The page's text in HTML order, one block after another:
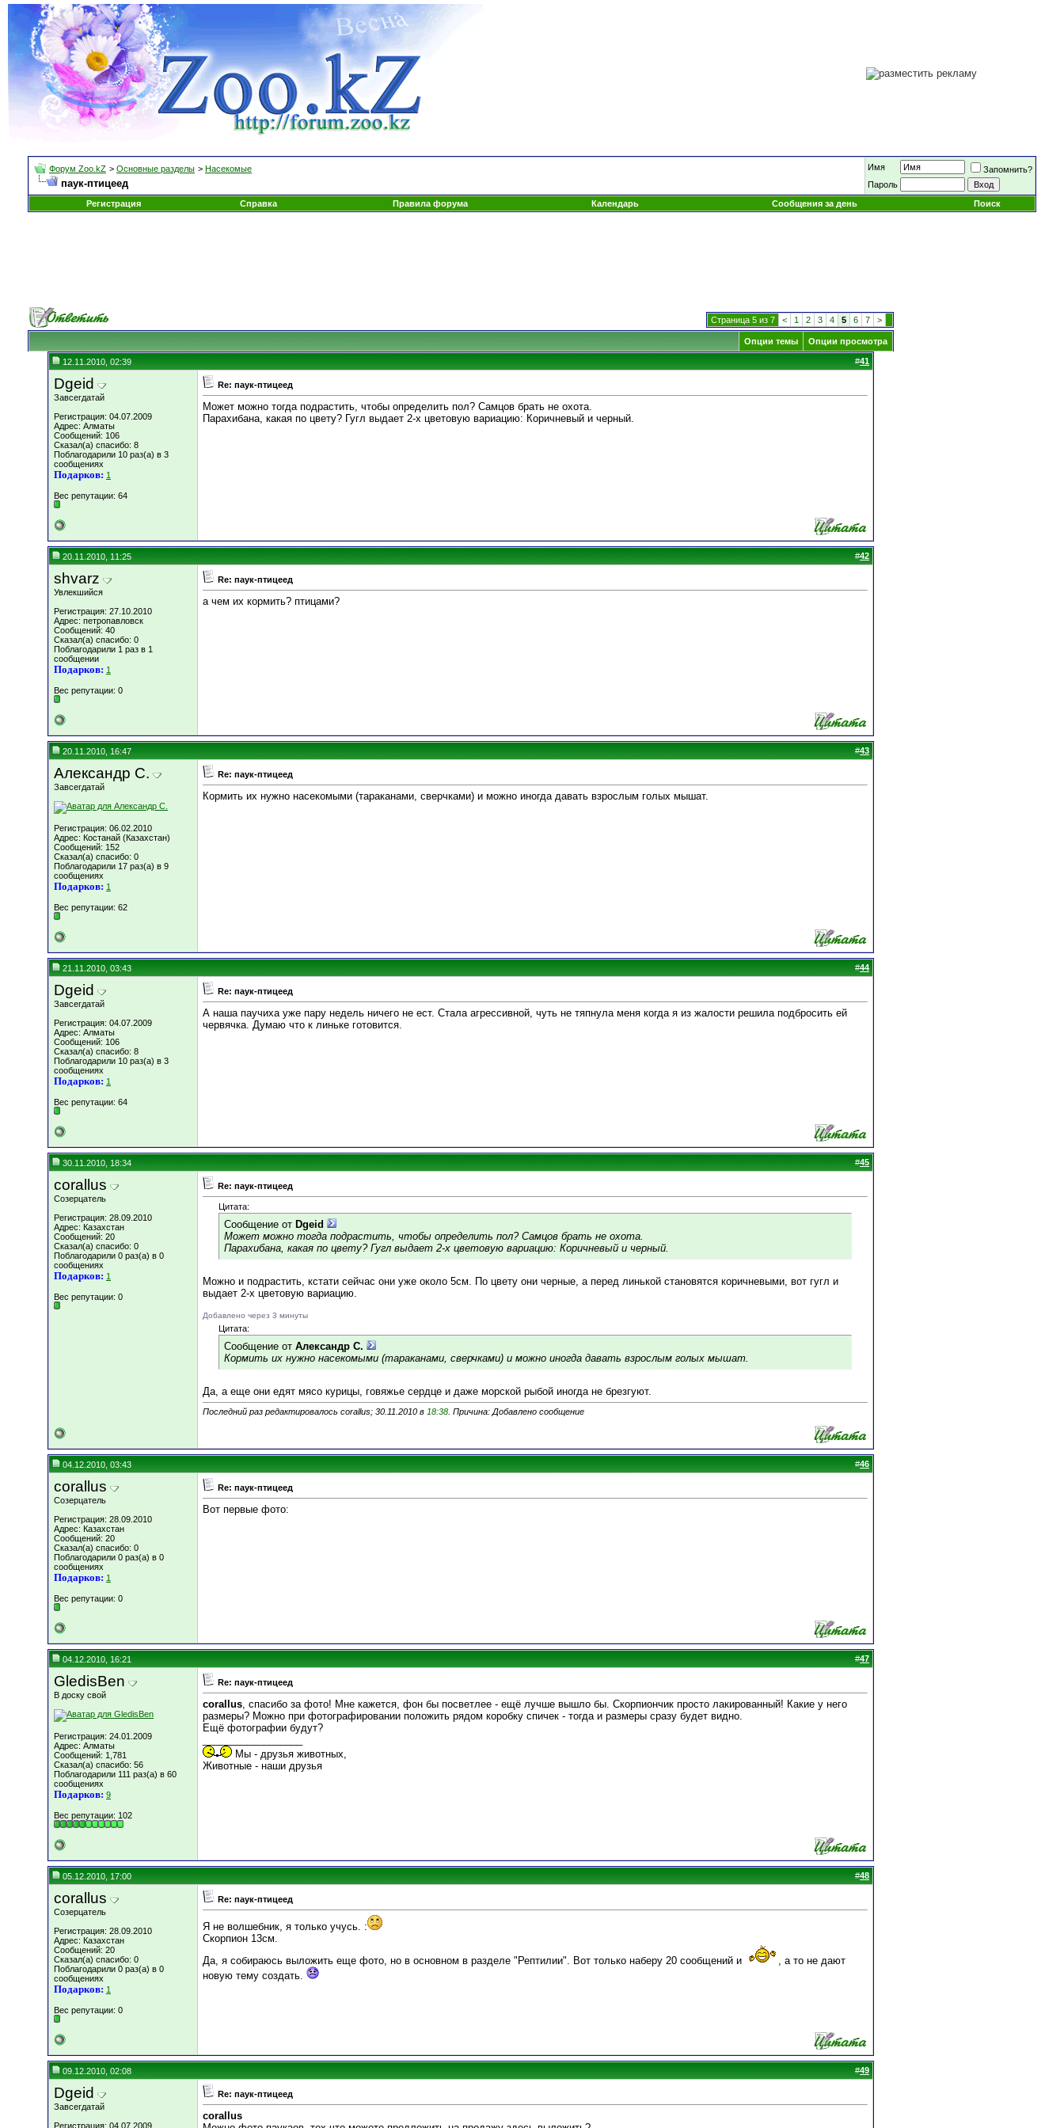
Форум Zoo.kZ > Основные разделы > Насекомые
паук-птицеед
Имя
Запомнить?
Пароль
Регистрация
Справка Правила форума Календарь Сообщения за день Поиск
Страница 5 из 7 < 1 2 3 4 5 6 7 >
Опции темы Опции просмотра
12.11.2010, 02:39 #41
Dgeid
Завсегдатай
Регистрация: 04.07.2009
Адрес: Алматы
Сообщений: 106
Сказал(а) спасибо: 8
Поблагодарили 10 раз(а) в 3
сообщениях
Подарков: 1
Вес репутации: 64
Re: паук-птицеед
Может можно тогда подрастить, чтобы определить пол? Самцов брать не охота.
Парахибана, какая по цвету? Гугл выдает 2-х цветовую вариацию: Коричневый и черный.
20.11.2010, 11:25 #42
shvarz
Увлекшийся
Регистрация: 27.10.2010
Адрес: петропавловск
Сообщений: 40
Сказал(а) спасибо: 0
Поблагодарили 1 раз в 1
сообщении
Подарков: 1
Вес репутации: 0
Re: паук-птицеед
а чем их кормить? птицами?
20.11.2010, 16:47 #43
Александр С.
Завсегдатай
Регистрация: 06.02.2010
Адрес: Костанай (Казахстан)
Сообщений: 152
Сказал(а) спасибо: 0
Поблагодарили 17 раз(а) в 9
сообщениях
Подарков: 1
Вес репутации: 62
Re: паук-птицеед
Кормить их нужно насекомыми (тараканами, сверчками) и можно иногда давать взрослым голых мышат.
21.11.2010, 03:43 #44
Dgeid
Завсегдатай
Регистрация: 04.07.2009
Адрес: Алматы
Сообщений: 106
Сказал(а) спасибо: 8
Поблагодарили 10 раз(а) в 3
сообщениях
Подарков: 1
Вес репутации: 64
Re: паук-птицеед
А наша паучиха уже пару недель ничего не ест. Стала агрессивной, чуть не тяпнула меня когда я из жалости решила подбросить ей
червячка. Думаю что к линьке готовится.
30.11.2010, 18:34 #45
corallus
Созерцатель
Регистрация: 28.09.2010
Адрес: Казахстан
Сообщений: 20
Сказал(а) спасибо: 0
Поблагодарили 0 раз(а) в 0
сообщениях
Подарков: 1
Вес репутации: 0
Re: паук-птицеед
Цитата:
Сообщение от Dgeid
Может можно тогда подрастить, чтобы определить пол? Самцов брать не охота.
Парахибана, какая по цвету? Гугл выдает 2-х цветовую вариацию: Коричневый и черный.
Можно и подрастить, кстати сейчас они уже около 5см. По цвету они черные, а перед линькой становятся коричневыми, вот гугл и
выдает 2-х цветовую вариацию.
Добавлено через 3 минуты
Цитата:
Сообщение от Александр С.
Кормить их нужно насекомыми (тараканами, сверчками) и можно иногда давать взрослым голых мышат.
Да, а еще они едят мясо курицы, говяжье сердце и даже морской рыбой иногда не брезгуют.
Последний раз редактировалось corallus; 30.11.2010 в 18:38 . Причина: Добавлено сообщение
04.12.2010, 03:43 #46
corallus
Созерцатель
Регистрация: 28.09.2010
Адрес: Казахстан
Сообщений: 20
Сказал(а) спасибо: 0
Поблагодарили 0 раз(а) в 0
сообщениях
Подарков: 1
Вес репутации: 0
Re: паук-птицеед
Вот первые фото:
04.12.2010, 16:21 #47
GledisBen
В доску свой
Регистрация: 24.01.2009
Адрес: Алматы
Сообщений: 1,781
Сказал(а) спасибо: 56
Поблагодарили 111 раз(а) в 60
сообщениях
Подарков: 9
Вес репутации: 102
Re: паук-птицеед
corallus, спасибо за фото! Мне кажется, фон бы посветлее - ещё лучше вышло бы. Скорпиончик просто лакированный! Какие у него
размеры? Можно при фотографировании положить рядом коробку спичек - тогда и размеры сразу будет видно.
Ещё фотографии будут?
Мы - друзья животных,
Животные - наши друзья
05.12.2010, 17:00 #48
corallus
Созерцатель
Регистрация: 28.09.2010
Адрес: Казахстан
Сообщений: 20
Сказал(а) спасибо: 0
Поблагодарили 0 раз(а) в 0
сообщениях
Подарков: 1
Вес репутации: 0
Re: паук-птицеед
Я не волшебник, я только учусь. :
Скорпион 13см.
Да, я собираюсь выложить еще фото, но в основном в разделе "Рептилии". Вот только наберу 20 сообщений и
, а то не дают
новую тему создать.
09.12.2010, 02:08 #49
Dgeid
Завсегдатай
Регистрация: 04.07.2009
Re: паук-птицеед
corallus